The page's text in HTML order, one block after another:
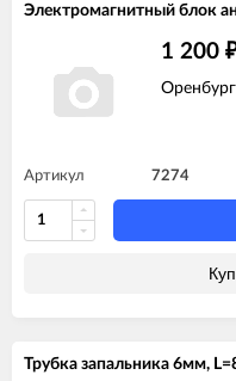
Электромагнитный блок
1 200
Артикул 7274
Трубка запальника 6мм,